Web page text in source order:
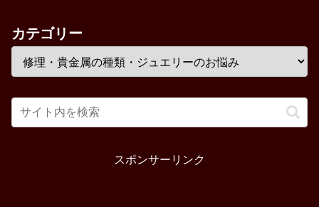
カテゴリー
スポンサーリンク